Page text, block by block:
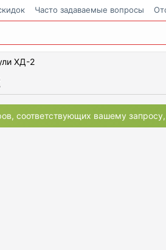
Часто задаваемые вопросы
ХД-2
соответствующих вашему